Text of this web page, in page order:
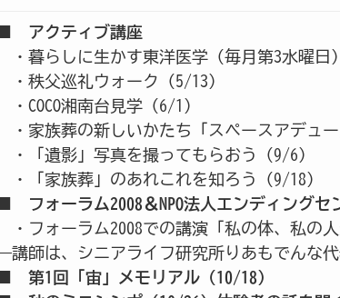
■ アクティブ講座
・暮らしに生かす東洋医学（毎月第3水曜日）
・秩父巡礼ウォーク（5/13）
・COCO湘南台見学（6/1）
・家族葬の新しいかたち「スペースアデュー
・「遺影」写真を撮ってもらおう（9/6）
・「家族葬」のあれこれを知ろう（9/18）
フォーラム2008＆NPO法人エンディングセ
・フォーラム2008での講演「私の体、私の人
講師は、シニアライフ研究所りあもでんな
第1回「宙」メモリアル（10/18）